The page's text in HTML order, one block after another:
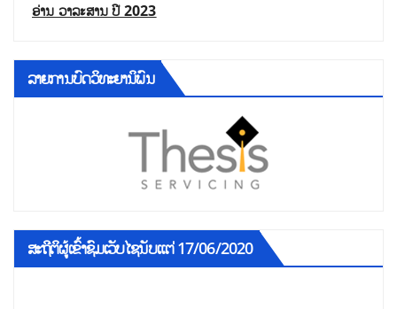
ອ່ານ ວາລະສານ ປີ 2023
ລາຍການບົດວິທະຍານິພົນ
ສະຖີຕິຜູ້ເຂົ້າຊົມເວັບໄຊນັບແຕ່ 17/06/2020